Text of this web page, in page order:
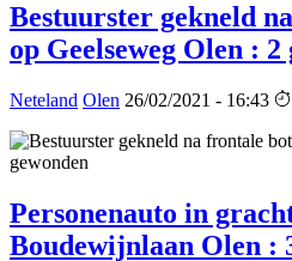
Bestuurster gekneld
op Geelseweg Olen : 2
Neteland Olen 26/02/2021 - 16:43
Personenauto in
Boudewijnlaan Olen :